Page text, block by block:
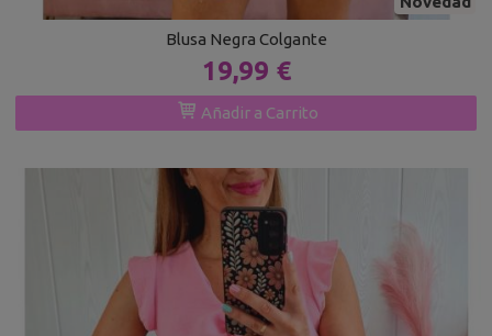
Blusa Negra Colgante
19,99 €
Añadir a Carrito